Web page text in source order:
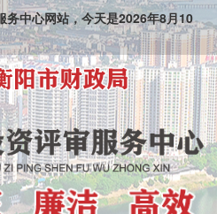
务中心网站，今天是2026年8月10